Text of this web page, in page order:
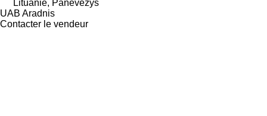
Lituanie, Panevėžys
UAB Aradnis
Contacter le vendeur